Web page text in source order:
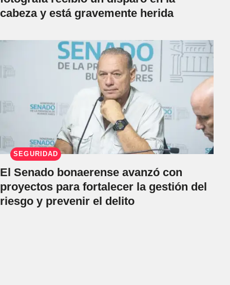
cabeza y está gravemente herida
SEGURIDAD
El Senado bonaerense avanzó con
proyectos para fortalecer la gestión del
riesgo y prevenir el delito